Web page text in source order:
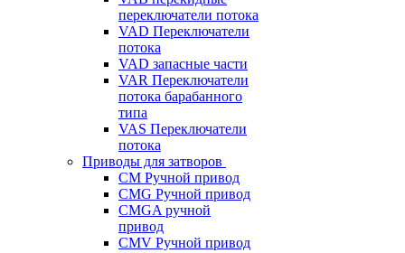
переключатели потока
VAD Переключатели
потока
VAD запасные части
VAR Переключатели
потока барабанного
типа
VAS Переключатели
потока
Приводы для затворов
СМ Ручной привод
CMG Ручной привод
CMGA ручной
привод
CMV Ручной привод